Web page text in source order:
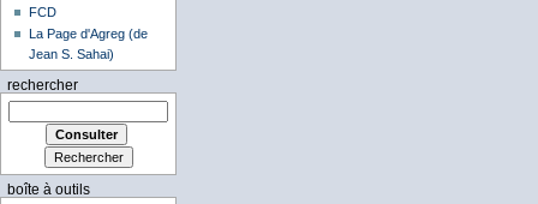
FCD
La Page d'Agreg (de
Jean S. Sahai)
rechercher
boîte à outils